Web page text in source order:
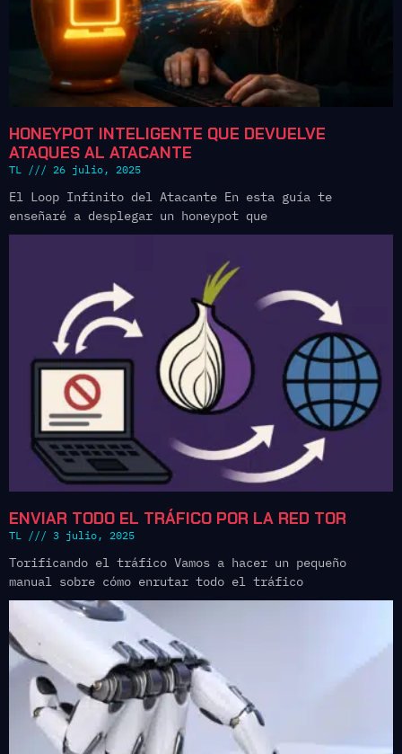
HONEYPOT INTELIGENTE QUE DEVUELVE
ATAQUES AL ATACANTE
TL 26 julio, 2025
El Loop Infinito del Atacante En esta guía te
enseñaré a desplegar un honeypot que
ENVIAR TODO EL TRÁFICO POR LA RED TOR
TL 3 julio, 2025
Torificando el tráfico Vamos a hacer un pequeño
manual sobre cómo enrutar todo el tráfico